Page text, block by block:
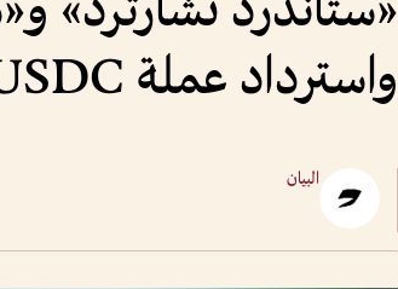
واسترداد عملة USDC الرقمية
البيان